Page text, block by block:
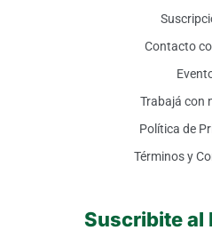
Contacto
Trabajá con
Política de
Términos y
Suscribite al